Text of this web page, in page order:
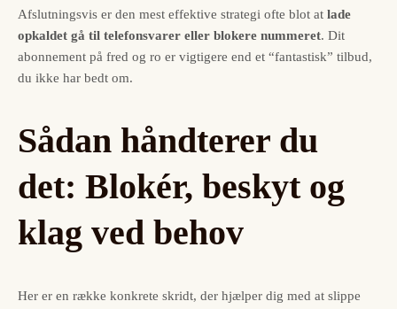
Afslutningsvis er den mest effektive strategi ofte blot at lade
opkaldet gå til telefonsvarer eller blokere nummeret. Dit
abonnement på fred og ro er vigtigere end et “fantastisk” tilbud,
du ikke har bedt om.
Sådan håndterer du
det: Blokér, beskyt og
klag ved behov
Her er en række konkrete skridt, der hjælper dig med at slippe